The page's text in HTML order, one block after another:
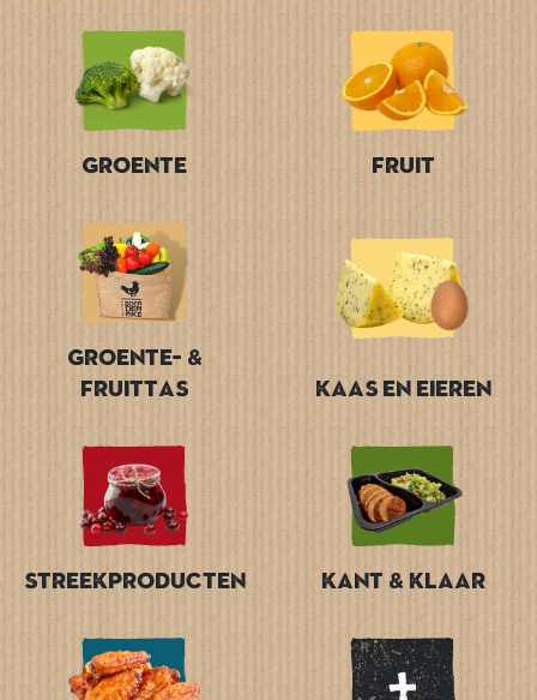
Groente Fruit
Groente- &
Fruittas
Kaas en Eieren
Streekproducten Kant & Klaar